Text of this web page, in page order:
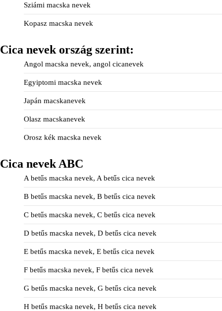
Sziámi macska nevek
Kopasz macska nevek
Cica nevek ország szerint:
Angol macska nevek, angol cicanevek
Egyiptomi macska nevek
Japán macskanevek
Olasz macskanevek
Orosz kék macska nevek
Cica nevek ABC
A betűs macska nevek, A betűs cica nevek
B betűs macska nevek, B betűs cica nevek
C betűs macska nevek, C betűs cica nevek
D betűs macska nevek, D betűs cica nevek
E betűs macska nevek, E betűs cica nevek
F betűs macska nevek, F betűs cica nevek
G betűs macska nevek, G betűs cica nevek
H betűs macska nevek, H betűs cica nevek